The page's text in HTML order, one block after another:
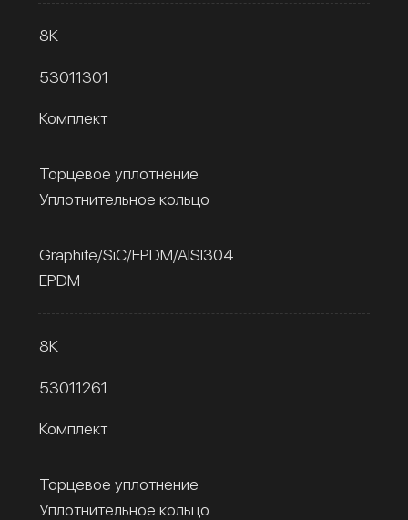
8К
53011301
Комплект
Торцевое уплотнение
Уплотнительное кольцо
Graphite/SiC/EPDM/AISI304
EPDM
8К
53011261
Комплект
Торцевое уплотнение
Уплотнительное кольцо